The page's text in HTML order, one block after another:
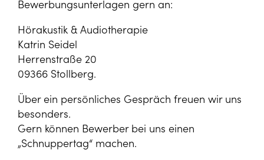
Bewerbungsunterlagen gern an:
Hörakustik & Audiotherapie
Katrin Seidel
Herrenstraße 20
09366 Stollberg.
Über ein persönliches Gespräch freuen wir uns
besonders.
Gern können Bewerber bei uns einen
„Schnuppertag“ machen.